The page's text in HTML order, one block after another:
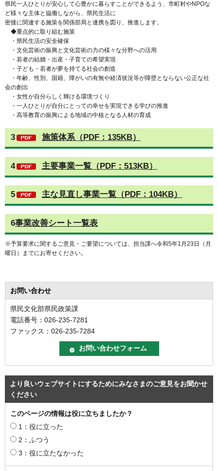
県民一人ひとりが安心して心豊かに暮らすことができるよう、市町村やNPOな
ど様々な主体と協働しながら、県民生活に
密接に関連する施策を関係部局と連携を図り、推進します。
◆重点的に取り組む施策
・県民生活の安全確保
・文化芸術の振興と文化芸術の力の様々な分野への活用
・若者の結婚・出産・子育ての希望実現
・子ども・若者が夢を持てる社会の創造
・年齢、性別、国籍、障がいの有無や経済状況等が障壁とならない公正な社
会の創出
・女性が自分らしく輝ける環境づくり
・一人ひとりが自分にとっての幸せを実現できる学びの推進
・高等教育の振興による地域の中核となる人材の育成
3 施策体系（PDF：135KB）
4 主要事業一覧（PDF：513KB）
5 主な見直し事業一覧（PDF：104KB）
6事業改善シート一覧表
※予算要求に関するご意見・ご要望については、担当課へ令和5年1月23日（月
曜日）までにお寄せください。
お問い合わせ
県民文化部県民政策課
電話番号：026-235-7281
ファックス：026-235-7284
より良いウェブサイトにするためにみなさまのご意見をお聞かせ
ください
このページの情報は役に立ちましたか？
1：役に立った
2：ふつう
3：役に立たなかった